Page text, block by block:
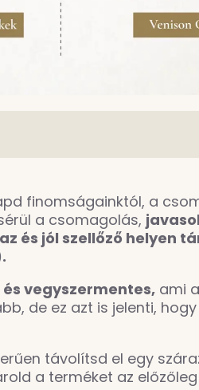
finomságainktól, a
a csomagolás,
és jól szellőző helyen
vegyszermentes, ami
de ez azt is jelenti,
távolítsd el egy
a terméket az